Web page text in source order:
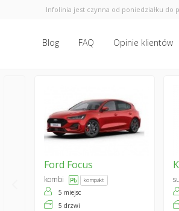
Infolinia jest czynna od poniedziałku do
Blog FAQ Opinie klientów
Ford Focus
kombi kompakt
5 miejsc
5 drzwi